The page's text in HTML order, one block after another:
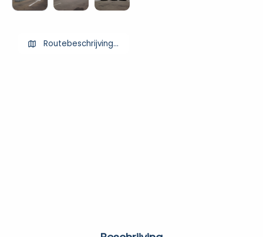
Routebeschrijving ophalen